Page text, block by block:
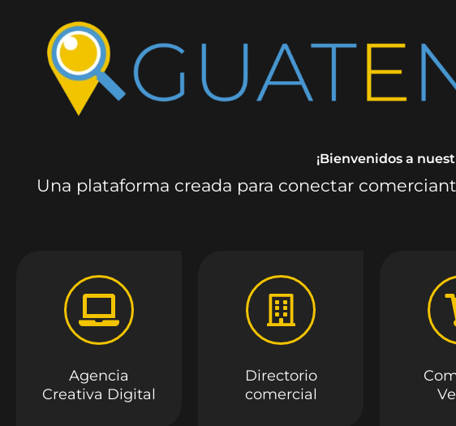
¡Bienvenidos a
Una plataforma creada para conectar
Agencia
Creativa Digital
Directorio
comercial